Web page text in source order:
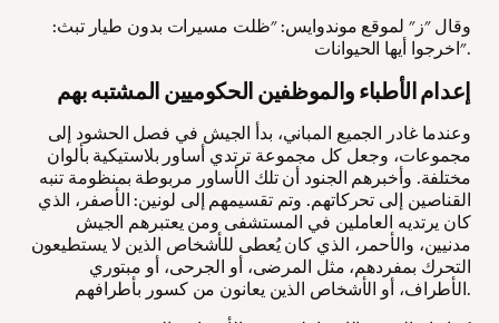
وقال "ز" لموقع موندوايس: "ظلت مسيرات بدون طيار تبث:
اخرجوا أيها الحيوانات".
إعدام الأطباء والموظفين الحكوميين المشتبه بهم
وعندما غادر الجميع المباني، بدأ الجيش في فصل الحشود إلى
مجموعات، وجعل كل مجموعة ترتدي أساور بلاستيكية بألوان
مختلفة. وأخبرهم الجنود أن تلك الأساور مربوطة بمنظومة تنبه
القناصين إلى تحركاتهم. وتم تقسيمهم إلى لونين: الأصفر، الذي
كان يرتديه العاملين في المستشفى ومن يعتبرهم الجيش
مدنيين، والأحمر، الذي كان يُعطى للأشخاص الذين لا يستطيعون
التحرك بمفردهم، مثل المرضى، أو الجرحى، أو مبتوري
الأطراف، أو الأشخاص الذين يعانون من كسور بأطرافهم.